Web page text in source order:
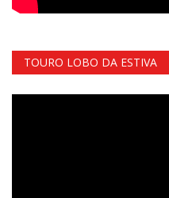
TOURO LOBO DA ESTIVA